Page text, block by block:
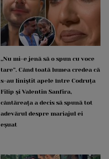
„Nu mi-e jenă să o spun cu voce
tare”. Când toată lumea credea că
s-au liniștit apele între Codruța
Filip și Valentin Sanfira,
cântăreața a decis să spună tot
adevărul despre mariajul ei
eșuat